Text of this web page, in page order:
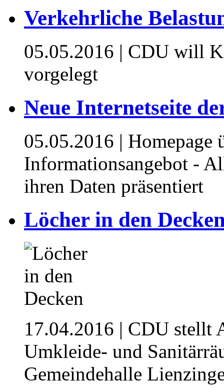
Verkehrliche
05.05.2016 | CDU will
vorgelegt
Neue Internetseite
05.05.2016 | Homepage
Informationsangebot -
ihren Daten präsentiert
Löcher in den
17.04.2016 | CDU stellt
Umkleide- und
Gemeindehalle